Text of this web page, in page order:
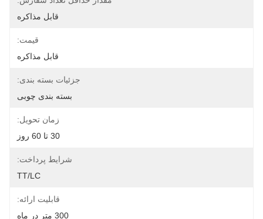
قابل مذاکره
قیمت:
قابل مذاکره
جزئیات بسته بندی:
بسته بندی چوبی
زمان تحویل:
30 تا 60 روز
شرایط پرداخت:
TT/LC
قابلیت ارائه:
300 متر در ماه